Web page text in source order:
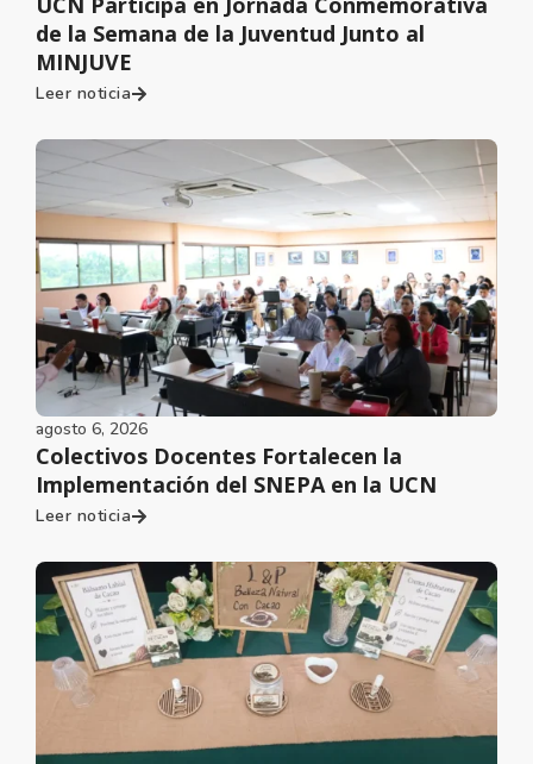
de la Semana de la Juventud Junto al
MINJUVE
Leer noticia
agosto 6, 2026
Colectivos Docentes Fortalecen la
Implementación del SNEPA en la UCN
Leer noticia